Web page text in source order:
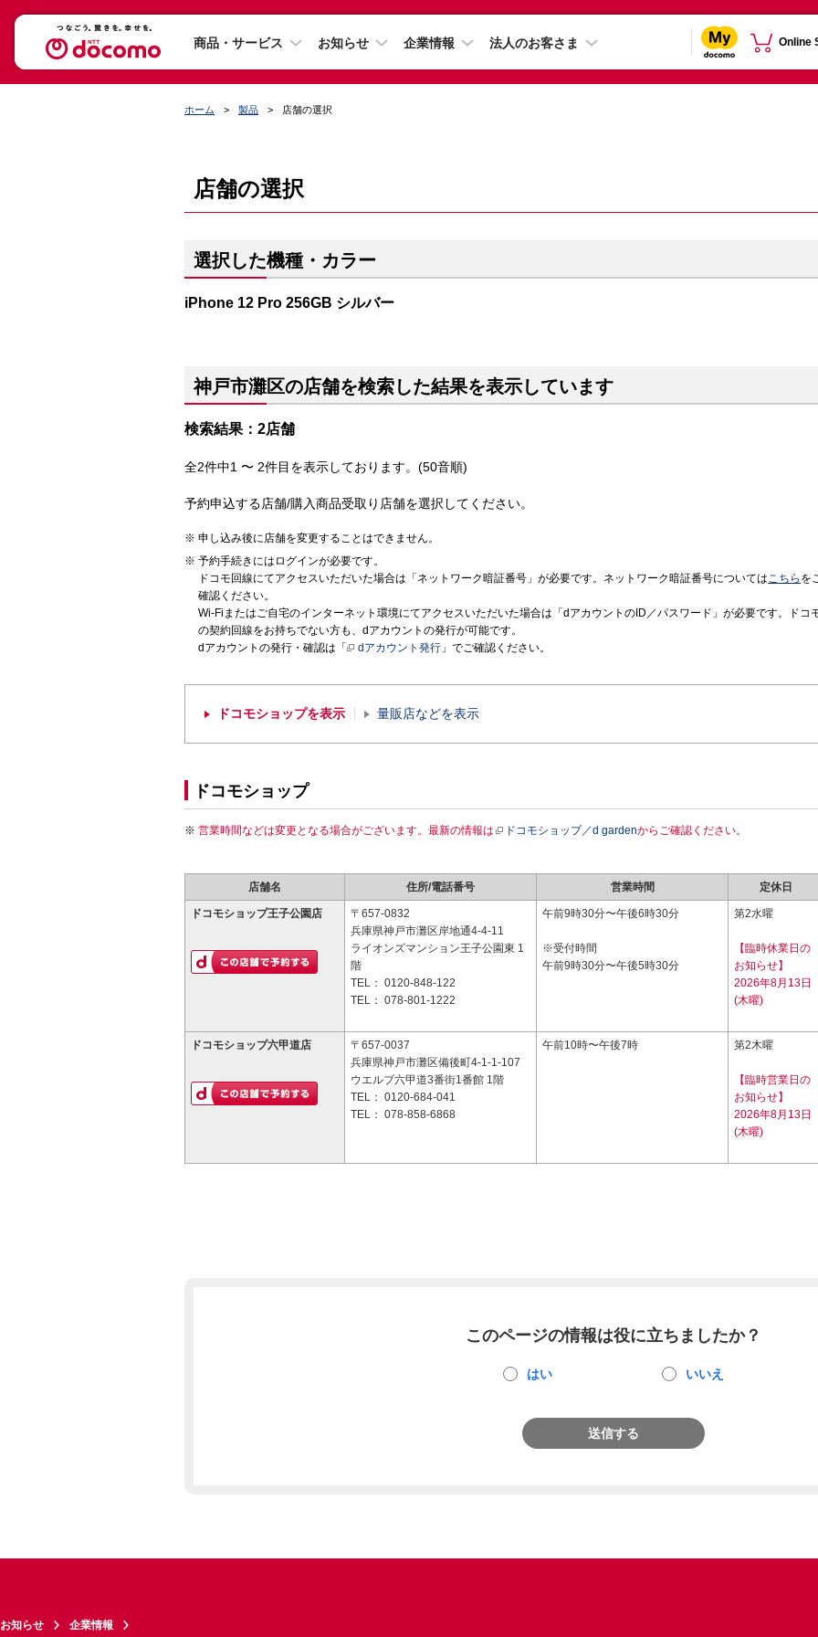
商品・サービス お知らせ 企業情報 法人のお客さま Online
ホーム 製品 店舗の選択
店舗の選択
選択した機種・カラー
iPhone 12 Pro 256GB シルバー
神戸市灘区の店舗を検索した結果を表示しています
検索結果：2店舗
全2件中1 〜 2件目を表示しております。(50音順)
予約申込する店舗/購入商品受取り店舗を選択してください。
申し込み後に店舗を変更することはできません。
予約手続きにはログインが必要です。
ドコモ回線にてアクセスいただいた場合は「ネットワーク暗証番号」が必要です。ネットワーク暗証番号についてはこちら を
確認ください。
Wi-Fiまたはご自宅のインターネット環境にてアクセスいただいた場合は「dアカウントのID／パスワード」が必要です。ドコ
の契約回線をお持ちでない方も、dアカウントの発行が可能です。
dアカウントの発行・確認は「
dアカウント発行 」でご確認ください。
ドコモショップを表示 量販店などを表示
ドコモショップ
営業時間などは変更となる場合がございます。最新の情報は ドコモショップ／d gardenからご確認ください。
店舗名 住所/電話番号 営業時間 定休日
ドコモショップ王子公園店
〒657-0832
兵庫県神戸市灘区岸地通4-4-11
ライオンズマンション王子公園東 1
階
TEL： 0120-848-122
TEL： 078-801-1222
午前9時30分〜午後6時30分
※受付時間
午前9時30分〜午後5時30分
第2水曜
【臨時休業日の
お知らせ】
2026年8月13日
(木曜)
ドコモショップ六甲道店
〒657-0037
兵庫県神戸市灘区備後町4-1-1-107
ウエルブ六甲道3番街1番館 1階
TEL： 0120-684-041
TEL： 078-858-6868
午前10時〜午後7時 第2木曜
【臨時営業日の
お知らせ】
2026年8月13日
(木曜)
このページの情報は役に立ちましたか？
はい いいえ
送信する
お知らせ 企業情報